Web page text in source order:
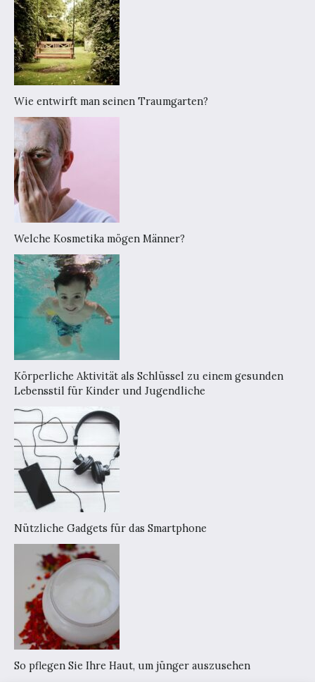
Wie entwirft man seinen Traumgarten?
Welche Kosmetika mögen Männer?
Körperliche Aktivität als Schlüssel zu einem gesunden
Lebensstil für Kinder und Jugendliche
Nützliche Gadgets für das Smartphone
So pflegen Sie Ihre Haut, um jünger auszusehen